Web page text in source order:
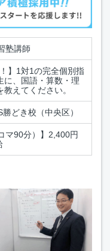
塾講師
】1対1の完全個別指
に、国語・算数・理
えてください。
どき校（中央区）
マ90分）】2,400円